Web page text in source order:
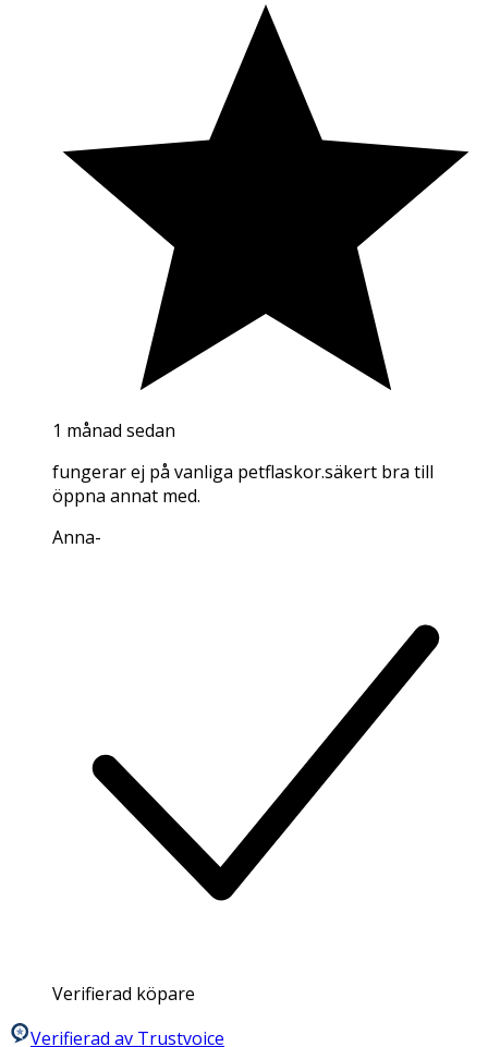
1 månad sedan
fungerar ej på vanliga petflaskor.säkert bra till
öppna annat med.
Anna-
Verifierad köpare
Verifierad av Trustvoice